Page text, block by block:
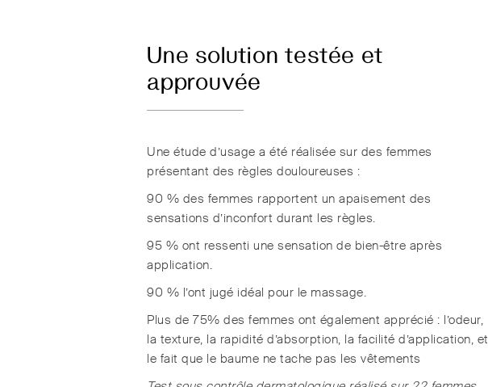
Une solution testée et
approuvée
Une étude d’usage a été réalisée sur des femmes
présentant des règles douloureuses :
90 % des femmes rapportent un apaisement des
sensations d’inconfort durant les règles.
95 % ont ressenti une sensation de bien-être après
application.
90 % l’ont jugé idéal pour le massage.
Plus de 75% des femmes ont également apprécié : l’odeur,
la texture, la rapidité d’absorption, la facilité d’application, et
le fait que le baume ne tache pas les vêtements